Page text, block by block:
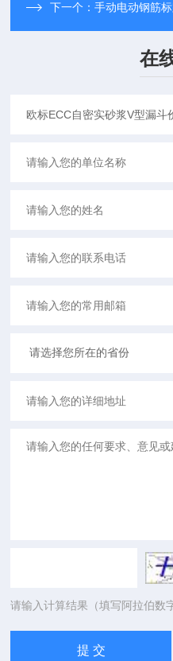
下一个：手动电动钢筋
在
请输入计算结果（填写阿拉伯数